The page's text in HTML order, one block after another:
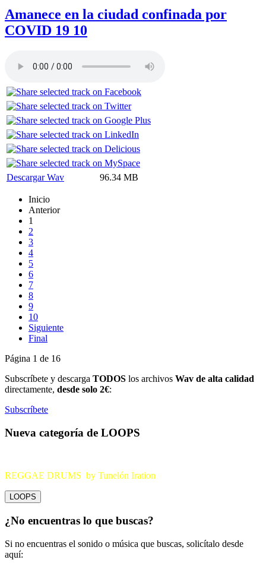
Amanece en la ciudad confinada por
COVID 19 10
Descargar Wav 96.34 MB
Inicio
Anterior
1
2
3
4
5
6
7
8
9
10
Siguiente
Final
Página 1 de 16
Subscríbete y descarga TODOS los archivos Wav de alta calidad
directamente, desde solo 2€:
Subscríbete
Nueva categoría de LOOPS
REGGAE DRUMS by Tunelón Iration
LOOPS
¿No encuentras lo que buscas?
Si no encuentras el sonido o música que buscas, solicítalo desde
aquí: